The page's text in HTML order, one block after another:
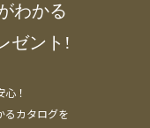
わかる
ゼント!
！
るカタログを